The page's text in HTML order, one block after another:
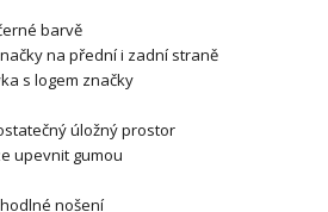
barvě
na přední i zadní straně
s logem značky
úložný prostor
upevnit gumou
nošení